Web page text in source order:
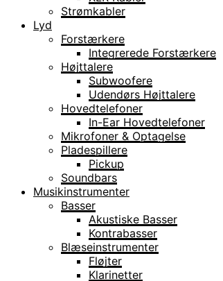
Strømkabler
Lyd
Forstærkere
Integrerede Forstærkere
Højttalere
Subwoofere
Udendørs Højttalere
Hovedtelefoner
In-Ear Hovedtelefoner
Mikrofoner & Optagelse
Pladespillere
Pickup
Soundbars
Musikinstrumenter
Basser
Akustiske Basser
Kontrabasser
Blæseinstrumenter
Fløjter
Klarinetter